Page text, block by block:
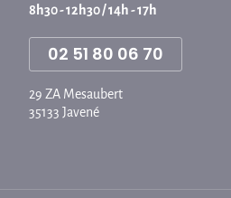
8h30 - 12h30 / 14h - 17h
02 51 80 06 70
29 ZA Mesaubert
35133 Javené